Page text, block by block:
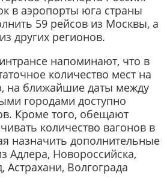
в аэропорты юга страны
59 рейсов из Москвы, а
других регионов.
напоминают, что в
количество мест на
на ближайшие даты между
городами доступно
Кроме того, обещают
количество вагонов в
назначить дополнительные
Адлера, Новороссийска,
Волгограда